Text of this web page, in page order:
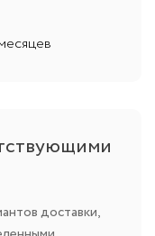
доставки,